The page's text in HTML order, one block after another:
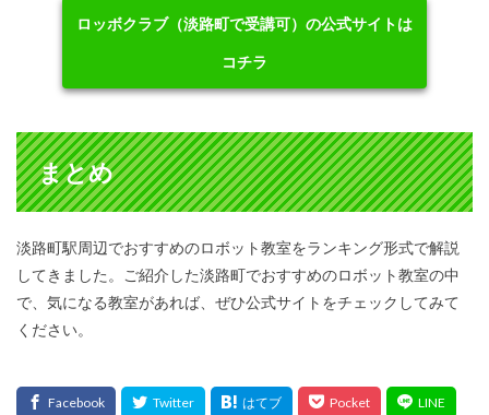
ロッボクラブ（淡路町で受講可）の公式サイトは
コチラ
まとめ
淡路町駅周辺でおすすめのロボット教室をランキング形式で解説
してきました。ご紹介した淡路町でおすすめのロボット教室の中
で、気になる教室があれば、ぜひ公式サイトをチェックしてみて
ください。